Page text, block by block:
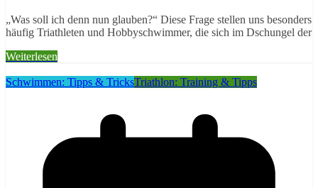
„Was soll ich denn nun glauben?“ Diese Frage stellen uns besonders
häufig Triathleten und Hobbyschwimmer, die sich im Dschungel der
Weiterlesen
Schwimmen: Tipps & TricksTriathlon: Training & Tipps